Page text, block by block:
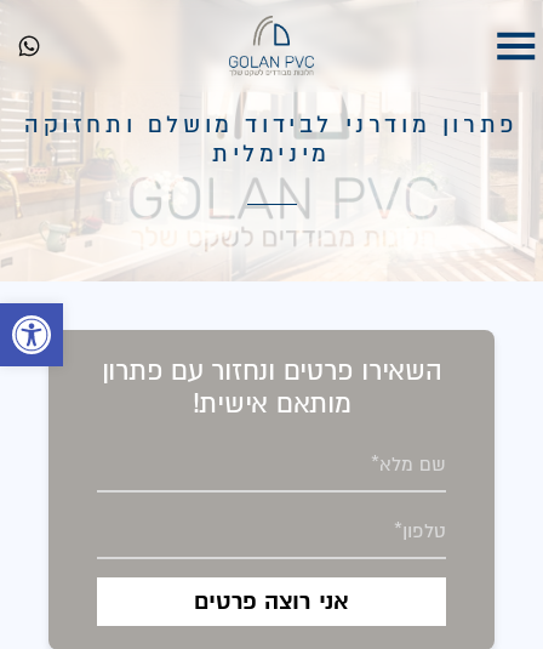
פתרון מודרני לבידוד מושלם ותחזוקה
מינימלית
השאירו פרטים ונחזור עם פתרון
מותאם אישית!